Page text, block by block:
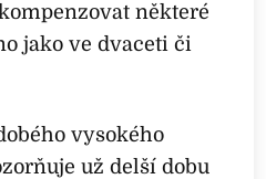
některé
jako ve dvaceti či
vysokého
už delší dobu